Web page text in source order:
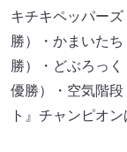
キチキペッパー
勝）・かまいた
勝）・どぶろっ
優勝）・空気階
ト』チャンピオ